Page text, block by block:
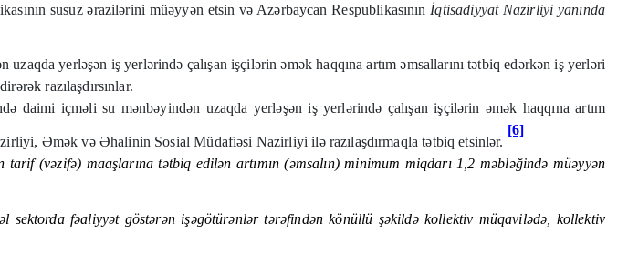
susuz ərazilərini müəyyən etsin və Azərbaycan Respublikasının İqtisadiyyat Nazirliyi yanında
yerləşən iş yerlərində çalışan işçilərin əmək haqqına artım əmsallarını tətbiq edərkən iş yerləri
razılaşdırsınlar.
daimi içməli su mənbəyindən uzaqda yerləşən iş yerlərində çalışan işçilərin əmək haqqına artım
Əmək və Əhalinin Sosial Müdafiəsi Nazirliyi ilə razılaşdırmaqla tətbiq etsinlər.
[6]
(vəzifə) maaşlarına tətbiq edilən artımın (əmsalın) minimum miqdarı 1,2 məbləğində müəyyən
fəaliyyət göstərən işəgötürənlər tərəfindən könüllü şəkildə kollektiv müqavilədə, kollektiv